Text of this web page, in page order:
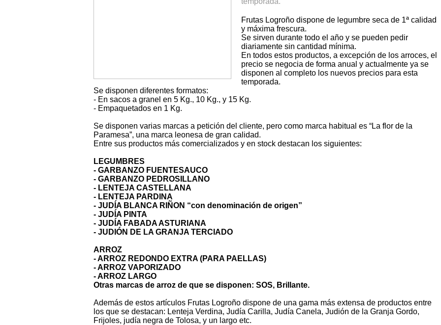
Frutas Logroño dispone de legumbre seca de 1ª calidad
y máxima frescura.
Se sirven durante todo el año y se pueden pedir
diariamente sin cantidad mínima.
En todos estos productos, a excepción de los arroces, el
precio se negocia de forma anual y actualmente ya se
disponen al completo los nuevos precios para esta
temporada.
Se disponen diferentes formatos:
- En sacos a granel en 5 Kg., 10 Kg., y 15 Kg.
- Empaquetados en 1 Kg.
Se disponen varias marcas a petición del cliente, pero como marca habitual es “La flor de la
Paramesa”, una marca leonesa de gran calidad.
Entre sus productos más comercializados y en stock destacan los siguientes:
LEGUMBRES
- GARBANZO FUENTESAUCO
- GARBANZO PEDROSILLANO
- LENTEJA CASTELLANA
- LENTEJA PARDINA
- JUDÍA BLANCA RIÑON “con denominación de origen”
- JUDÍA PINTA
- JUDÍA FABADA ASTURIANA
- JUDIÓN DE LA GRANJA TERCIADO
ARROZ
- ARROZ REDONDO EXTRA (PARA PAELLAS)
- ARROZ VAPORIZADO
- ARROZ LARGO
Otras marcas de arroz de que se disponen: SOS, Brillante.
Además de estos artículos Frutas Logroño dispone de una gama más extensa de productos entre
los que se destacan: Lenteja Verdina, Judía Carilla, Judía Canela, Judión de la Granja Gordo,
Frijoles, judía negra de Tolosa, y un largo etc.